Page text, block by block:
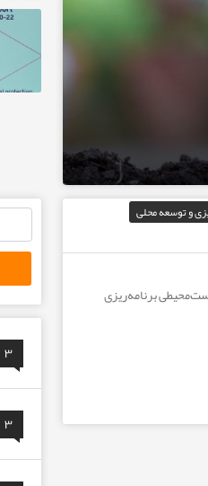
و توسعه محلی
برنامه‌ریزی
۳
۳